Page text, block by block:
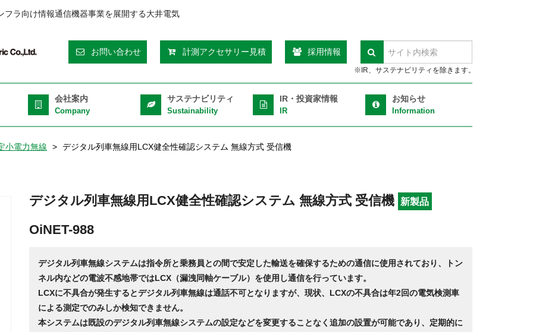
ラ向け情報通信機器事業を展開する大井電気
お問い合わせ 計測アクセサリー見積 採用情報 検索
※IR、サステナビリティを除きます。
会社案内
Company
サステナビリティ
Sustainability
IR・投資家情報
IR
お知らせ
Information
小電力無線 デジタル列車無線用LCX健全性確認システム 無線方式 受信機
デジタル列車無線用LCX健全性確認システム 無線方式 受信機 新製品
OiNET-988
デジタル列車無線システムは指令所と乗務員との間で安定した輸送を確保するための通信に使用されており、トン
ネル内などの電波不感地帯ではLCX（漏洩同軸ケーブル）を使用し通信を行っています。
LCXに不具合が発生するとデジタル列車無線は通話不可となりますが、現状、LCXの不具合は年2回の電気検測車
による測定でのみしか検知できません。
本システムは既設のデジタル列車無線システムの設定などを変更することなく追加の設置が可能であり、定期的に